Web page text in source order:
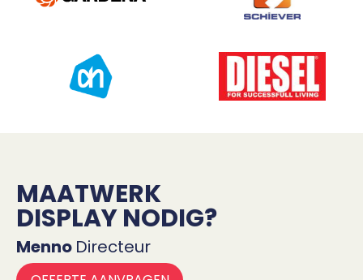
MAATWERK
DISPLAY NODIG?
Menno Directeur